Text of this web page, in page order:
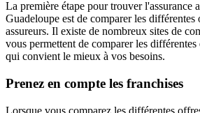
La première étape pour trouver l'assurance
Guadeloupe est de comparer les différentes
assureurs. Il existe de nombreux sites de
vous permettent de comparer les
qui convient le mieux à vos besoins.
Prenez en compte les franchises
Lorsque vous comparez les différentes